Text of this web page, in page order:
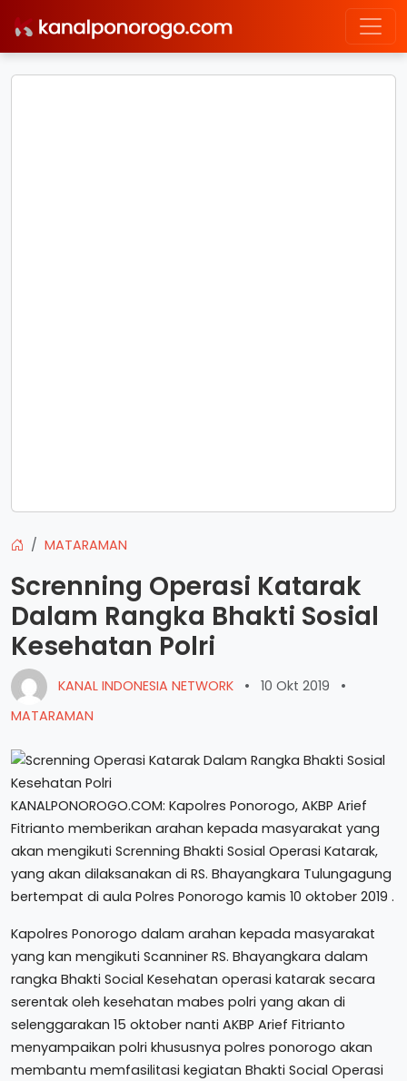
MATARAMAN
Screnning Operasi Katarak
Dalam Rangka Bhakti Sosial
Kesehatan Polri
KANAL INDONESIA NETWORK • 10 Okt 2019
•
MATARAMAN
KANALPONOROGO.COM: Kapolres Ponorogo, AKBP Arief
Fitrianto memberikan arahan kepada masyarakat yang
akan mengikuti Screnning Bhakti Sosial Operasi Katarak,
yang akan dilaksanakan di RS. Bhayangkara Tulungagung
bertempat di aula Polres Ponorogo kamis 10 oktober 2019 .
Kapolres Ponorogo dalam arahan kepada masyarakat
yang kan mengikuti Scanniner RS. Bhayangkara dalam
rangka Bhakti Social Kesehatan operasi katarak secara
serentak oleh kesehatan mabes polri yang akan di
selenggarakan 15 oktober nanti AKBP Arief Fitrianto
menyampaikan polri khususnya polres ponorogo akan
membantu memfasilitasi kegiatan Bhakti Social Operasi